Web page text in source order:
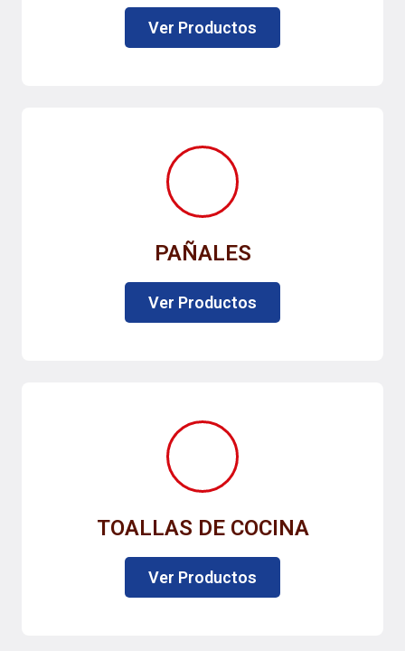
Ver Productos
PAÑALES
Ver Productos
TOALLAS DE COCINA
Ver Productos